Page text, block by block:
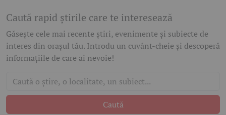
Caută rapid știrile care te interesează
Găsește cele mai recente știri, evenimente și subiecte de
interes din orașul tău. Introdu un cuvânt-cheie și descoperă
informațiile de care ai nevoie!
Caută